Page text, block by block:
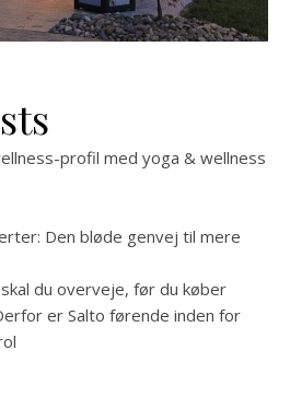
profil med yoga & wellness
Den bløde genvej til mere
du overveje, før du køber
er Salto førende inden for